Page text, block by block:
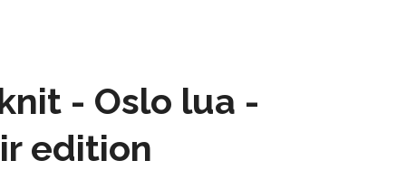
- Oslo lua -
edition